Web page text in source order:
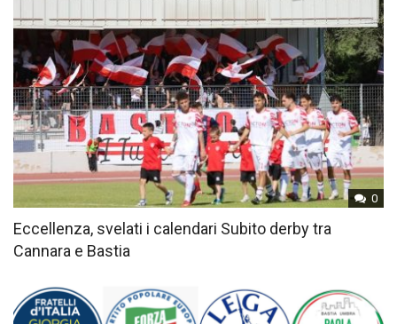
0
Eccellenza, svelati i calendari Subito derby tra
Cannara e Bastia